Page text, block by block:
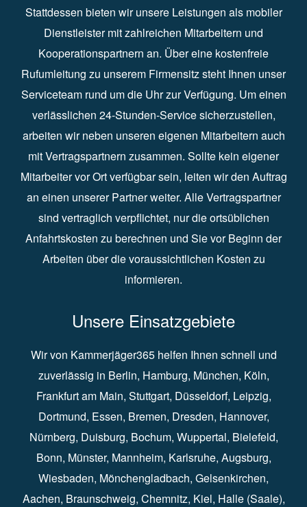
Stattdessen bieten wir unsere Leistungen als mobiler
Dienstleister mit zahlreichen Mitarbeitern und
Kooperationspartnern an. Über eine kostenfreie
Rufumleitung zu unserem Firmensitz steht Ihnen unser
Serviceteam rund um die Uhr zur Verfügung. Um einen
verlässlichen 24-Stunden-Service sicherzustellen,
arbeiten wir neben unseren eigenen Mitarbeitern auch
mit Vertragspartnern zusammen. Sollte kein eigener
Mitarbeiter vor Ort verfügbar sein, leiten wir den Auftrag
an einen unserer Partner weiter. Alle Vertragspartner
sind vertraglich verpflichtet, nur die ortsüblichen
Anfahrtskosten zu berechnen und Sie vor Beginn der
Arbeiten über die voraussichtlichen Kosten zu
informieren.
Unsere Einsatzgebiete
Wir von Kammerjäger365 helfen Ihnen schnell und
zuverlässig in Berlin⁠, Hamburg⁠, München, Köln⁠,
Frankfurt am Main⁠, Stuttgart⁠, Düsseldorf⁠, Leipzig⁠,
Dortmund⁠, Essen⁠, Bremen⁠, Dresden⁠, Hannover⁠,
Nürnberg⁠, Duisburg⁠⁠, Bochum⁠, Wuppertal⁠⁠, Bielefeld⁠⁠,
Bonn⁠⁠, Münster⁠⁠, Mannheim⁠, Karlsruhe⁠, Augsburg⁠,
Wiesbaden⁠⁠, Mönchengladbach⁠, Gelsenkirchen⁠⁠,
Aachen⁠⁠, Braunschweig⁠, Chemnitz⁠⁠, Kiel⁠, Halle (Saale)⁠⁠,